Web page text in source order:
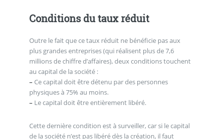
Conditions du taux réduit
Outre le fait que ce taux réduit ne bénéficie pas aux
plus grandes entreprises (qui réalisent plus de 7,6
millions de chiffre d’affaires), deux conditions touchent
au capital de la société :
– Ce capital doit être détenu par des personnes
physiques à 75% au moins.
– Le capital doit être entièrement libéré.
Cette dernière condition est à surveiller, car si le capital
de la société n’est pas libéré dès la création, il faut